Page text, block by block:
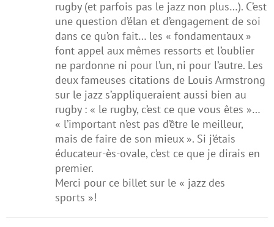
rugby (et parfois pas le jazz non plus…). C’est
une question d’élan et d’engagement de soi
dans ce qu’on fait… les « fondamentaux »
font appel aux mêmes ressorts et l’oublier
ne pardonne ni pour l’un, ni pour l’autre. Les
deux fameuses citations de Louis Armstrong
sur le jazz s’appliqueraient aussi bien au
rugby : « le rugby, c’est ce que vous êtes »…
« l’important n’est pas d’être le meilleur,
mais de faire de son mieux ». Si j’étais
éducateur-ès-ovale, c’est ce que je dirais en
premier.
Merci pour ce billet sur le « jazz des
sports »!